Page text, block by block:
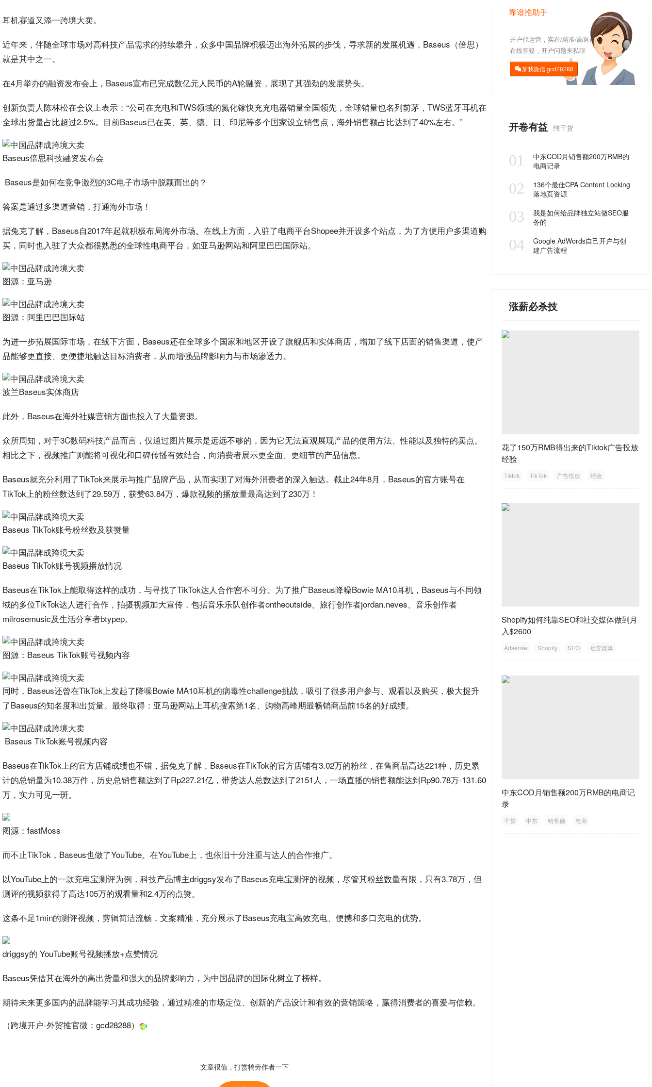
耳机赛道又添一跨境大卖。
近年来，‌伴随全球市场对高科技产品需求的持续攀升，‌众多中国品牌积极迈出海外拓展的步伐，‌寻求新的发展机遇，Baseus（倍思）
就是其中之一。
‌‌在4月举办的融资发布会上，‌Baseus宣布已完成数亿元人民币的A轮融资，‌展现了其强劲的发展势头‌。
创新负责人陈林松在会议上表示：“公司在充电和TWS领域的氮化镓快充充电器销量全国领先，全球销量也名列前茅，TWS蓝牙耳机在
全球出货量占比超过2.5%。目前Baseus已在美、英、德、日、印尼等多个国家设立销售点，海外销售额占比达到了40%左右。”‌‌
‌Baseus倍思科技融资发布会
Baseus是如何在竞争激烈的3C电子市场中脱颖而出的？
答案是通过多渠道营销，打通海外市场！
据兔克了解，Baseus自2017年起就积极布局海外市场。在线上方面，‌入驻了电商平台‌Shopee‌并开设多个站点，为了方便用户多渠道购
买，同时也入驻了大众都很熟悉的全球性电商平台，如亚马逊网站和阿里巴巴国际站。
图源：亚马逊
图源：阿里巴巴国际站
‌为进一步拓展国际市场，在线下方面，Baseus还‌在全球多个国家和地区开设了旗舰店和实体商店，增加了线下店面的销售渠道，‌使产
品能够更直接、‌更便捷地触达目标消费者，‌从而增强品牌影响力与市场渗透力。
波兰Baseus实体商店‌‌
此外，Baseus在海外社媒营销方面也投入了大量资源。
众所周知，对于3C数码科技产品而言，仅通过图片展示是远远不够的，因为它无法直观展现产品的使用方法、性能以及独特的卖点。
相比之下，视频推广则能将可视化和口碑传播有效结合，向消费者展示更全面、更细节的产品信息。
‌Baseus就充分利用了TikTok来展示与推广品牌产品，从而实现了对海外消费者的深入触达。截止24年8月，‌Baseus的官方账号在
TikTok上的粉丝数达到了29.59万，获赞63.84万，爆款视频的播放量最高达到了230万！
‌Baseus TikTok账号粉丝数及获赞量
‌Baseus TikTok账号视频播放情况
Baseus在TikTok上能取得这样的成功，与寻找了TikTok达人合作密不可分。为了推广Baseus降噪Bowie MA10耳机，Baseus与不同领
域的多位TikTok达人进行合作，拍摄视频加大宣传，包括音乐乐队创作者ontheoutside、旅行创作者jordan.neves、音乐创作者
milrosemusic及生活分享者btypep。
图源：‌Baseus TikTok账号视频内容
同时，Baseus还曾在TikTok上发起了降噪Bowie MA10耳机的病毒性challenge挑战，吸引了很多用户参与、观看以及购买，极大提升
了Baseus的知名度和出货量。最终取得：亚马逊网站上耳机搜索第1名、购物高峰期最畅销商品前15名的好成绩。
‌Baseus TikTok账号视频内容
Baseus在TikTok上的官方店铺成绩也不错，据兔克了解，Baseus在TikTok的官方店铺有3.02万的粉丝，在售商品高达221种，历史累
计的总销量为10.38万件，历史总销售额达到了Rp227.21亿，带货达人总数达到了2151人，一场直播的销售额能达到Rp90.78万-131.60
万，实力可见一斑。
图源：fastMoss
而不止TikTok，Baseus也做了YouTube。在YouTube上，也依旧十分注重与达人的合作推广。
以YouTube上的一款充电宝测评为例，‌科技产品博主driggsy发布了Baseus充电宝测评的视频，尽管其粉丝数量有限，只有3.78万，‌但
测评的视频获得了高达105万的观看量和2.4万的点赞。
这条不足1min的测评‌视频，剪辑简洁流畅，‌文案精准，‌充分展示了Baseus充电宝高效充电、‌便携和多口充电的优势‌。‌‌
driggsy的 YouTube账号视频播放+点赞情况
Baseus凭借其在海外的高出货量和强大的品牌影响力，为中国品牌的国际化树立了榜样。
期待未来更多国内的品牌能学习其成功经验 ，通过精准的市场定位、创新的产品设计和有效的营销策略，赢得消费者的喜爱与信赖。
（跨境开户-外贸推官微： gcd28288）
文章很值，打赏犒劳作者一下
靠谱推助手
开户代运营，实在/精准/高返点
在线答疑，开户问题来私聊
加我微信gcd28288
开卷有益 纯干货
01
中东COD月销售额200万RMB的
电商记录
02
136个最佳CPA Content Locking
落地页资源
03
我是如何给品牌独立站做SEO服
务的
04
Google AdWords自己开户与创
建广告流程
涨薪必杀技
花了150万RMB得出来的Tiktok广告投放
经验
Tiktok TikTok 广告投放 经验
Shopify如何纯靠SEO和社交媒体做到月
入$2600
Adsense Shopify SEO
社交媒体
中东COD月销售额200万RMB的电商记
录
干货 中东 销售额 电商